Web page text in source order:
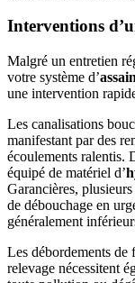
Interventions
Malgré un entretien
votre système d’
une intervention
Les canalisations
manifestant par des
écoulements ralentis.
équipé de matériel d’
Garancières,
de débouchage en
généralement
Les débordements de
relevage nécessitent